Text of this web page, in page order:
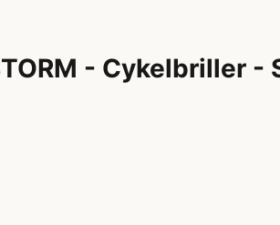
- Cykelbriller -